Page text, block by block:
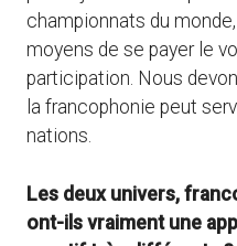
championnats du
moyens de se payer le
participation. Nous
la francophonie peut
nations.
Les deux univers,
ont-ils vraiment une